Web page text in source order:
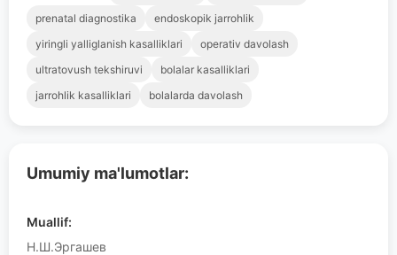
Umumiy ma'lumotlar:
Muallif:
Н.Ш.Эргашев
prenatal diagnostika
endoskopik jarrohlik
yiringli yalliglanish kasalliklari
operativ davolash
ultratovush tekshiruvi
bolalar kasalliklari
jarrohlik kasalliklari
bolalarda davolash